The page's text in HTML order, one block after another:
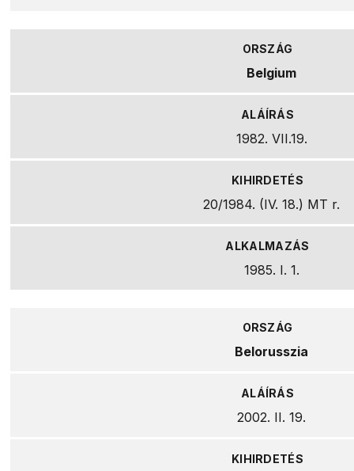
Belgium
1982. VII.19.
20/1984. (IV. 18.) MT r.
1985. I. 1.
Belorusszia
2002. II. 19.